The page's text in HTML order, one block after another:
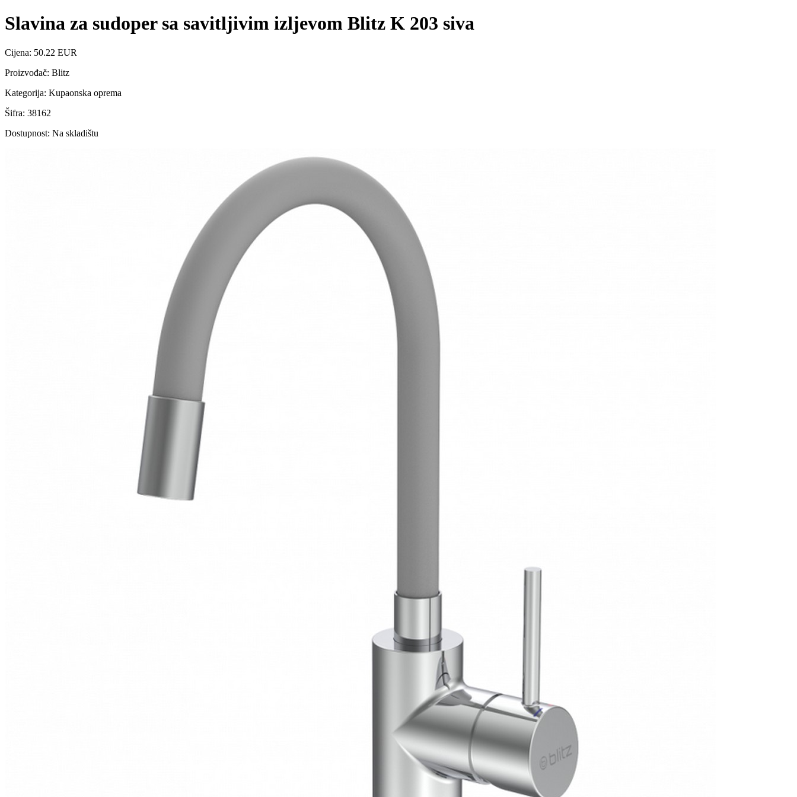
Slavina za sudoper sa savitljivim izljevom Blitz K 203 siva
Cijena: 50.22 EUR
Proizvođač: Blitz
Kategorija: Kupaonska oprema
Šifra: 38162
Dostupnost: Na skladištu